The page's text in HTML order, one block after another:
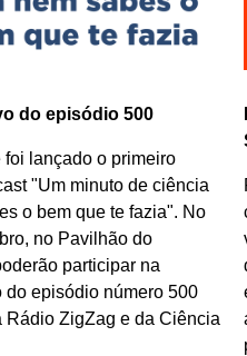
do episódio 500
foi lançado o primeiro
"Um minuto de ciência
o bem que te fazia". No
no Pavilhão do
participar na
do episódio número 500
Rádio ZigZag e da Ciência